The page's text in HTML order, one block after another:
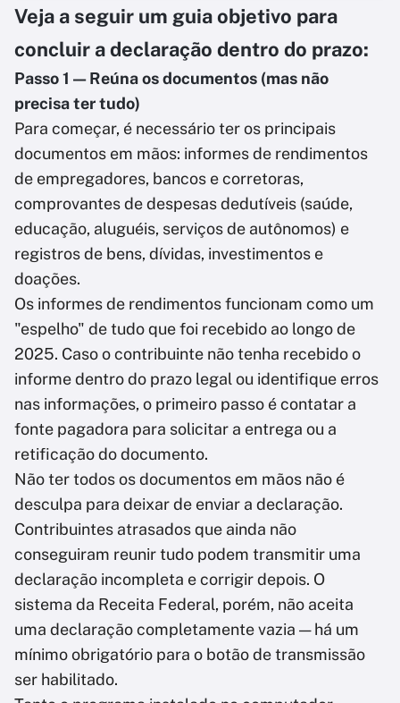
Veja a seguir um guia objetivo para
concluir a declaração dentro do prazo:
Passo 1 — Reúna os documentos (mas não
precisa ter tudo)
Para começar, é necessário ter os principais
documentos em mãos: informes de rendimentos
de empregadores, bancos e corretoras,
comprovantes de despesas dedutíveis (saúde,
educação, aluguéis, serviços de autônomos) e
registros de bens, dívidas, investimentos e
doações.
Os informes de rendimentos funcionam como um
"espelho" de tudo que foi recebido ao longo de
2025. Caso o contribuinte não tenha recebido o
informe dentro do prazo legal ou identifique erros
nas informações, o primeiro passo é contatar a
fonte pagadora para solicitar a entrega ou a
retificação do documento.
Não ter todos os documentos em mãos não é
desculpa para deixar de enviar a declaração.
Contribuintes atrasados que ainda não
conseguiram reunir tudo podem transmitir uma
declaração incompleta e corrigir depois. O
sistema da Receita Federal, porém, não aceita
uma declaração completamente vazia — há um
mínimo obrigatório para o botão de transmissão
ser habilitado.